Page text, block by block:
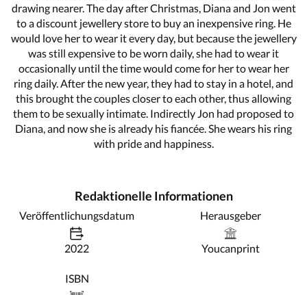
drawing nearer. The day after Christmas, Diana and Jon went
to a discount jewellery store to buy an inexpensive ring. He
would love her to wear it every day, but because the jewellery
was still expensive to be worn daily, she had to wear it
occasionally until the time would come for her to wear her
ring daily. After the new year, they had to stay in a hotel, and
this brought the couples closer to each other, thus allowing
them to be sexually intimate. Indirectly Jon had proposed to
Diana, and now she is already his fiancée. She wears his ring
with pride and happiness.
Redaktionelle Informationen
Veröffentlichungsdatum
2022
Herausgeber
Youcanprint
ISBN